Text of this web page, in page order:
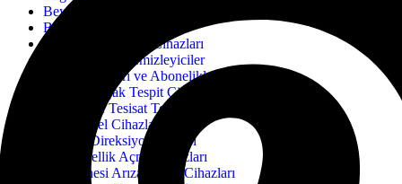
Beyin Programlama Cihazları
Bilgisayarlı Hazır Setler
Binek Arıza Tespit Cihazları
Cam Suları & Temizleyiciler
Cihaz Kredileri ve Abonelikleri
Duman Kaçak Tespit Cihazları
Elektrik ve Tesisat Test Cihazları
Endüstriyel Cihazlar
Fren ve Direksiyon Sıvıları
Gizli Özellik Açma Cihazları
İş Makinesi Arıza Tespit Cihazları